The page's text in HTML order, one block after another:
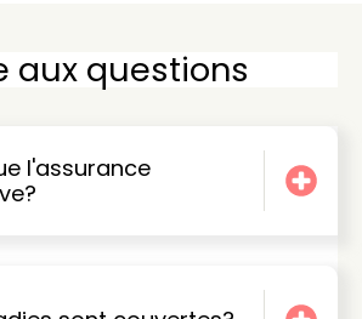
aux questions
l'assurance